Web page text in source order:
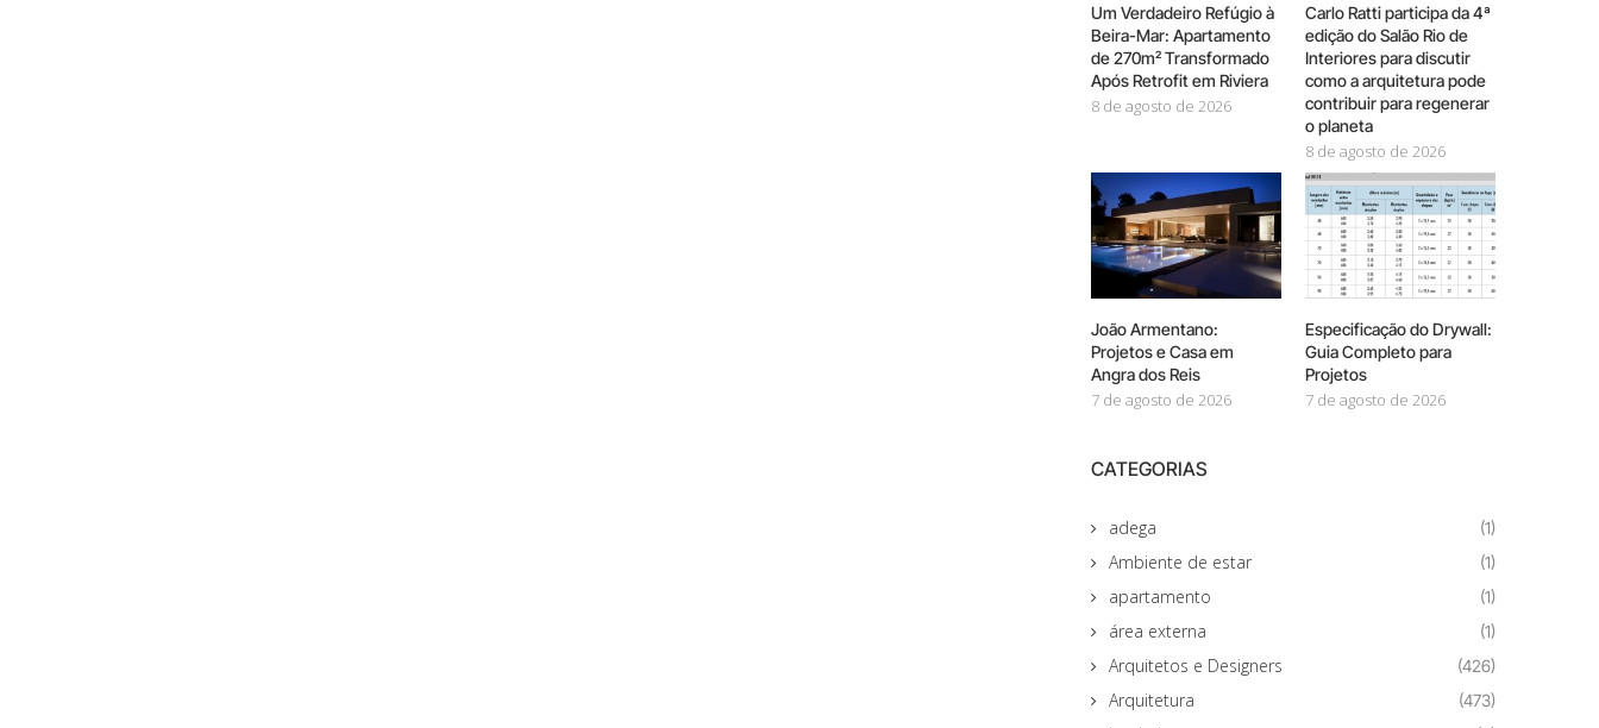
Um Verdadeiro Refúgio à
Beira-Mar: Apartamento
de 270m² Transformado
Após Retrofit em Riviera
8 de agosto de 2026
Carlo Ratti participa da 4ª
edição do Salão Rio de
Interiores para discutir
como a arquitetura pode
contribuir para regenerar
o planeta
8 de agosto de 2026
João Armentano:
Projetos e Casa em
Angra dos Reis
7 de agosto de 2026
Especificação do Drywall:
Guia Completo para
Projetos
7 de agosto de 2026
CATEGORIAS
adega (1)
Ambiente de estar (1)
apartamento (1)
área externa (1)
Arquitetos e Designers (426)
Arquitetura (473)